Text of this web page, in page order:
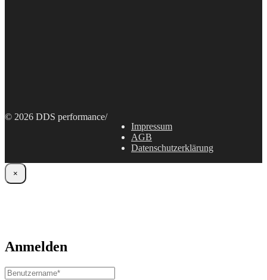
© 2026 DDS performance/
Impressum
AGB
Datenschutzerklärung
×
Anmelden
Benutzername